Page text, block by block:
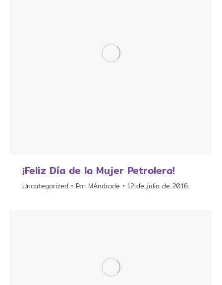
¡Feliz Día de la Mujer Petrolera!
Uncategorized Por MAndrade 12 de julio de 2016